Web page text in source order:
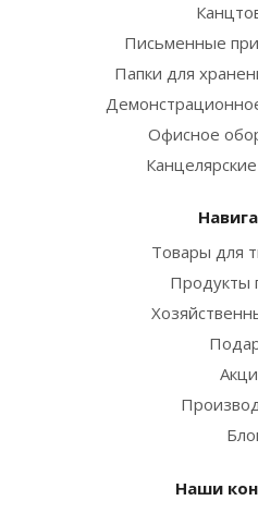
Письменные
Папки для
Офисное
Товары для
Продукты
Наши